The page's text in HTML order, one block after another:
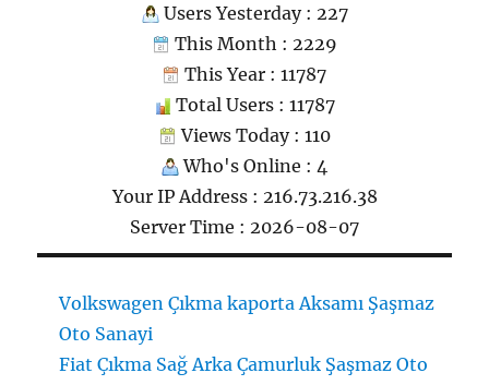
Users Yesterday : 227
This Month : 2229
This Year : 11787
Total Users : 11787
Views Today : 110
Who's Online : 4
Your IP Address : 216.73.216.38
Server Time : 2026-08-07
Volkswagen Çıkma kaporta Aksamı Şaşmaz
Oto Sanayi
Fiat Çıkma Sağ Arka Çamurluk Şaşmaz Oto